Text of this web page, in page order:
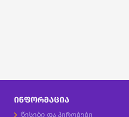
ᲘᲜᲤᲝᲠᲛᲐᲪᲘᲐ
წესები და პირობები